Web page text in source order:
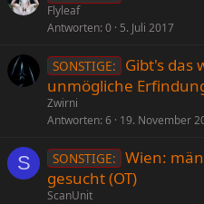
Flyleaf
Antworten 0 5. Juli 2017
SONSTIGE:
Gibt's das
unmögliche
Zwirni
Antworten 6 19. November
S SONSTIGE: Wien:
gesucht (OT)
ScanUnit